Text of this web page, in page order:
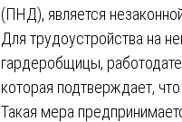
(ПНД), является
Для трудоустройства на
гардеробщицы,
которая подтверждает,
Такая мера